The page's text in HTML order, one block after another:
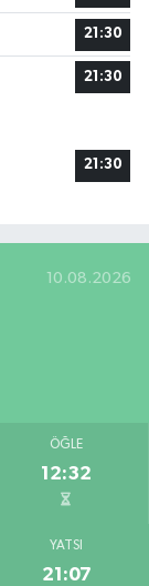
21:30
21:30
21:30
10.08.2026
ÖĞLE
12:32
YATSI
21:07